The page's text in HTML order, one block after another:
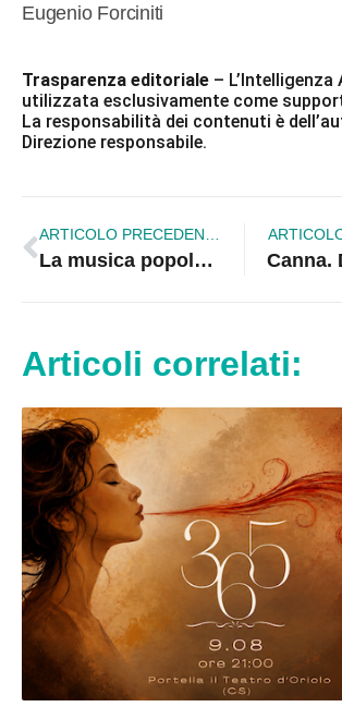
Eugenio Forciniti
Trasparenza editoriale –
utilizzata esclusivamente come
La responsabilità dei contenuti è
Direzione responsabile.
La musica popolare a Torre Sant’Angelo con i ragazzi di Hosteria di Giò
Articoli correlati: